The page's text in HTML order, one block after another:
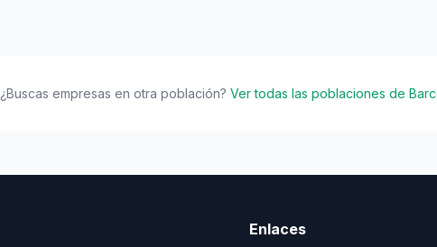
¿Buscas empresas en otra población? Ver todas las poblaciones de
Enlaces